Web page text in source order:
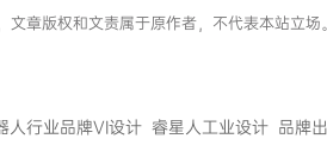
章版权和文责属于原作者，不代表本站立
人行业品牌VI设计 睿星人工业设计 品牌